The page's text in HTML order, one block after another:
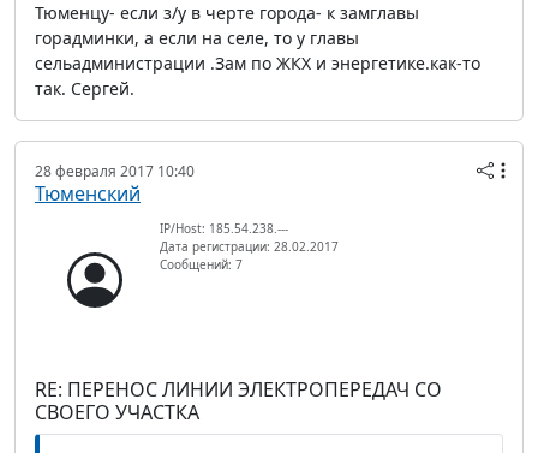
Тюменцу- если з/у в черте города- к замглавы
горадминки, а если на селе, то у главы
сельадминистрации .Зам по ЖКХ и энергетике.как-то
так. Сергей.
28 февраля 2017 10:40
Тюменский
IP/Host: 185.54.238.---
Дата регистрации: 28.02.2017
Сообщений: 7
RE: ПЕРЕНОС ЛИНИИ ЭЛЕКТРОПЕРЕДАЧ СО
СВОЕГО УЧАСТКА